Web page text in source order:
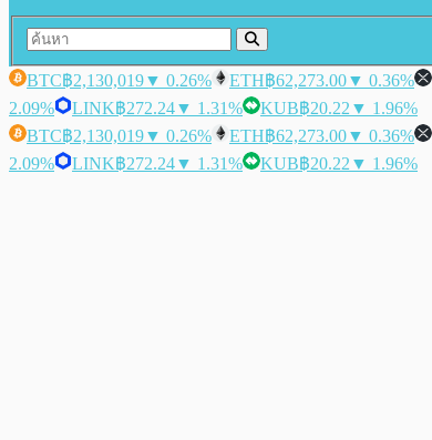
BTC฿2,130,019▼ 0.26% ETH฿62,273.00▼ 0.36%
2.09%
LINK฿272.24▼ 1.31% KUB฿20.22 ▼ 1.96%
BTC฿2,130,019▼ 0.26% ETH฿62,273.00▼ 0.36%
2.09%
LINK฿272.24▼ 1.31% KUB฿20.22 ▼ 1.96%